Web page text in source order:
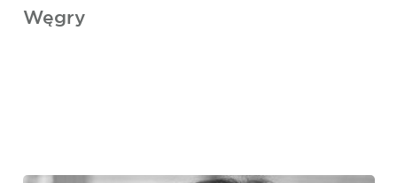
Węgry